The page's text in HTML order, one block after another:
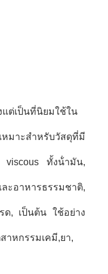
ต่เป็นที่นิยมใช้ใน
มาะสําหรับวัสดุที่มี
viscous ทั้งน้ํามัน,
อาหารธรรมชาติ,
, เป็นต้น ใช้อย่าง
าหกรรมเคมี,ยา,